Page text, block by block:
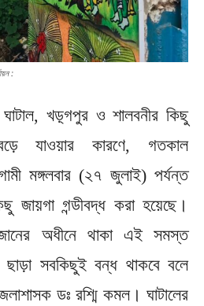
:
খড়্গপুর ও শালবনীর কিছু
যাওয়ার কারণে, গতকাল
মঙ্গলবার (২৭ জুলাই) পর্যন্ত
জায়গা গন্ডীবদ্ধ করা হয়েছে।
অধীনে থাকা এই সমস্ত
ছাড়া সবকিছুই বন্ধ থাকবে বলে
ডঃ রশ্মি কমল। ঘাটালের